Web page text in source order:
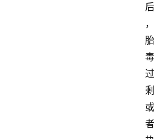
后
，
胎
毒
过
剩
或
者